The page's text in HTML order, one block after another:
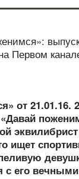
от 21.01.16.
ищет
с его